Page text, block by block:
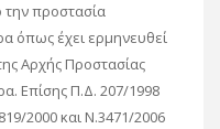
την προστασία
όπως έχει ερμηνευθεί
Αρχής Προστασίας
Επίσης Π.Δ. 207/1998
2000 και Ν.3471/2006